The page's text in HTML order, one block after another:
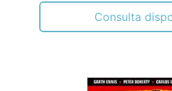
Consulta